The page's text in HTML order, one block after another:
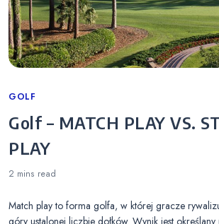
Categories
GOLF
Golf – MATCH PLAY VS.
PLAY
2 mins read
Match play to forma golfa, w której gracze
góry ustalonej liczbie dołków. Wynik jest